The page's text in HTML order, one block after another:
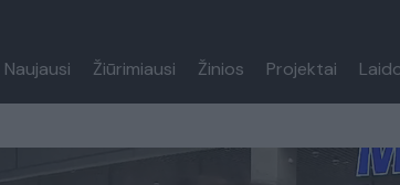
Naujausi Žiūrimiausi Žinios Projektai